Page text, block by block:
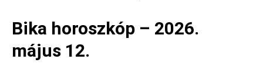
Bika horoszkóp – 2026.
május 12.